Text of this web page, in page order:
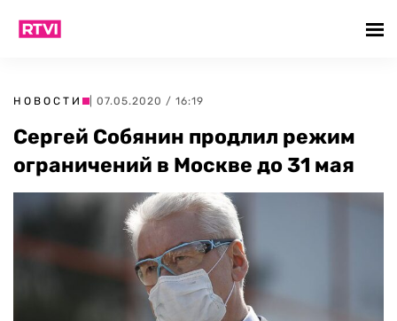
НОВОСТИ | 07.05.2020 / 16:19
Сергей Собянин продлил режим
ограничений в Москве до 31 мая